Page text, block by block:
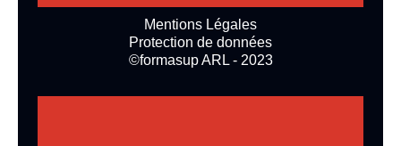
Mentions Légales
Protection de données
©formasup ARL - 2023